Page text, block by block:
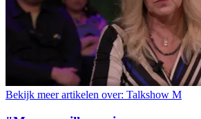
Bekijk meer artikelen over: Talkshow M